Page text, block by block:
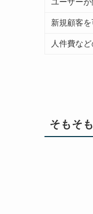
新規顧客
人件費な
そもそ